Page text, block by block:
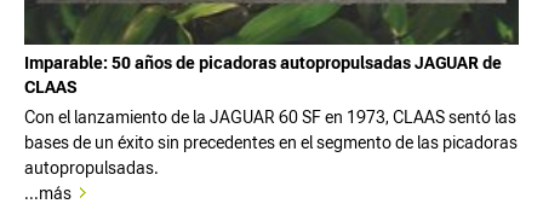
Imparable: 50 años de picadoras autopropulsadas JAGUAR de
CLAAS
Con el lanzamiento de la JAGUAR 60 SF en 1973, CLAAS sentó las
bases de un éxito sin precedentes en el segmento de las picadoras
autopropulsadas.
...más